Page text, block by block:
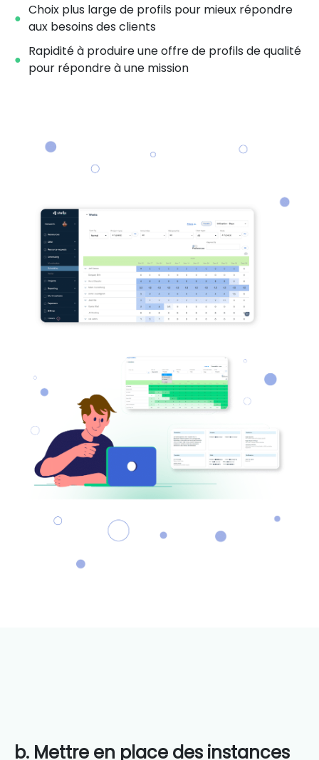
Choix plus large de profils pour mieux répondre
aux besoins des clients
Rapidité à produire une offre de profils de qualité
pour répondre à une mission
b. Mettre en place des instances